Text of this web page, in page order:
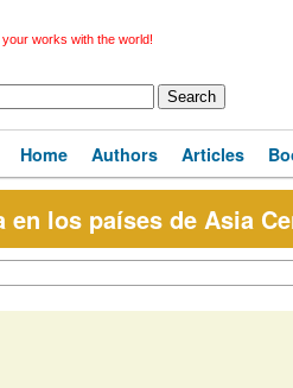
your works with the world!
Home Authors Articles
en los países de Asia